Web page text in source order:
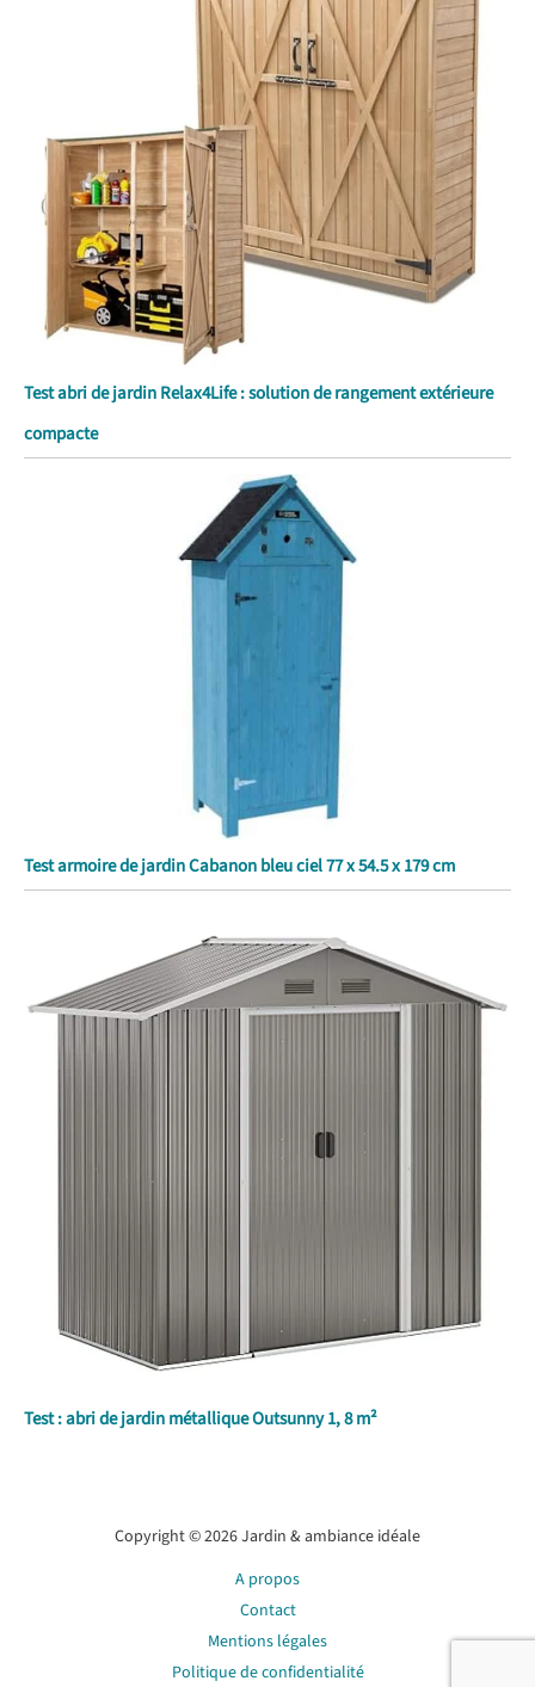
Test abri de jardin Relax4Life : solution de rangement extérieure
compacte
Test armoire de jardin Cabanon bleu ciel 77 x 54.5 x 179 cm
Test : abri de jardin métallique Outsunny 1, 8 m²
Copyright © 2026 Jardin & ambiance idéale
A propos
Contact
Mentions légales
Politique de confidentialité